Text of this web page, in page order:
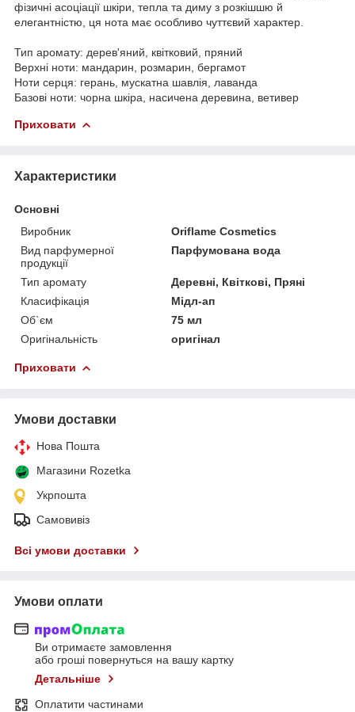
фізичні асоціації шкіри, тепла та диму з розкішшю й
елегантністю, ця нота має особливо чуттєвий характер.
Тип аромату: дерев'яний, квітковий, пряний
Верхні ноти: мандарин, розмарин, бергамот
Ноти серця: герань, мускатна шавлія, лаванда
Базові ноти: чорна шкіра, насичена деревина, ветивер
Приховати
Характеристики
Основні
Виробник
Oriflame Cosmetics
Вид парфумерної
продукції
Парфумована вода
Тип аромату
Деревні, Квіткові, Пряні
Класифікація
Мідл-ап
Об`єм
75 мл
Оригінальність
оригінал
Приховати
Умови доставки
Нова Пошта
Магазини Rozetka
Укрпошта
Самовивіз
Всі умови доставки
Умови оплати
Ви отримаєте замовлення
або гроші повернуться на вашу картку
Детальніше
Оплатити частинами